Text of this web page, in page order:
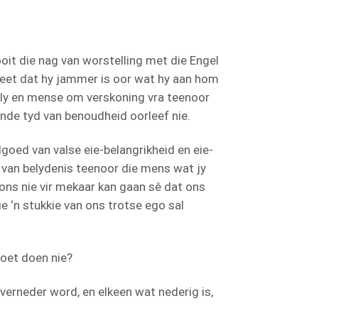
die nag van worstelling met die Engel
dat hy jammer is oor wat hy aan hom
en mense om verskoning vra teenoor
tyd van benoudheid oorleef nie.
van valse eie-belangrikheid en eie-
belydenis teenoor die mens wat jy
nie vir mekaar kan gaan sê dat ons
‘n stukkie van ons trotse ego sal
doen nie?
word, en elkeen wat nederig is,